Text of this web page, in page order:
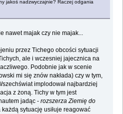
jakoś nadzwyczajnie? Raczej odgania
nawet majak czy nie majak...
przez Tichego obcości sytuacji
ale i wczesniej jajecznica na
Podobnie jak w scenie
mi się znów nakłada) czy w tym,
implodował najbardziej
z żoną. Tichy w tym jest
jadąc -rozszerza Ziemię do
każdą sytuację usiłuje reagować